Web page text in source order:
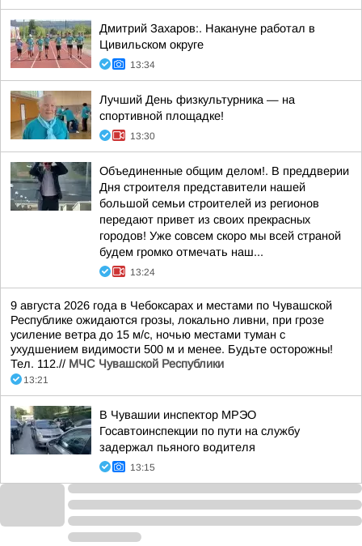
Дмитрий Захаров:. Накануне работал в
Цивильском округе
13:34
Лучший День физкультурника — на
спортивной площадке!
13:30
Объединенные общим делом!. В преддверии
Дня строителя представители нашей
большой семьи строителей из регионов
передают привет из своих прекрасных
городов! Уже совсем скоро мы всей страной
будем громко отмечать наш...
13:24
9 августа 2026 года в Чебоксарах и местами по Чувашской
Республике ожидаются грозы, локально ливни, при грозе
усиление ветра до 15 м/с, ночью местами туман с
ухудшением видимости 500 м и менее. Будьте осторожны!
Тел. 112.// МЧС Чувашской Республики
13:21
В Чувашии инспектор МРЭО
Госавтоинспекции по пути на службу
задержал пьяного водителя
13:15